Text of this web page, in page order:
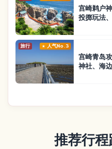
宫崎鹈户
投掷玩法
旅行 人气No.3
宫崎青岛
神社、海
推荐行